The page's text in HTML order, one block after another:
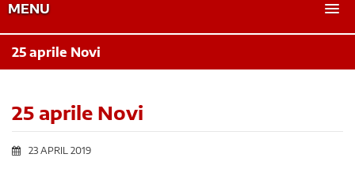
MENU
25 aprile Novi
25 aprile Novi
23 APRIL 2019